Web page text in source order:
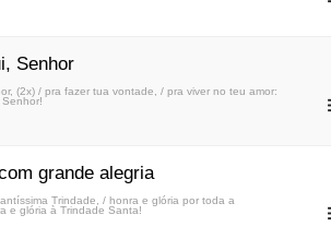
Senhor
(2x) / pra fazer tua vontade, / pra viver no teu amor:
grande alegria
Trindade, / honra e glória por toda a
e glória à Trindade Santa!